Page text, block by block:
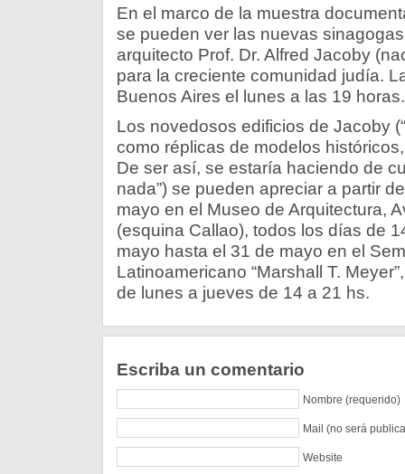
En el marco de la muestra
se pueden ver las nuevas
arquitecto Prof. Dr. Alfred Jacoby
para la creciente comunidad judía.
Buenos Aires el lunes a las 19 horas.
Los novedosos edificios de Jacoby
como réplicas de modelos
De ser así, se estaría haciendo de
nada”) se pueden apreciar a partir
mayo en el Museo de Arquitectura,
(esquina Callao), todos los días de
mayo hasta el 31 de mayo en el
Latinoamericano “Marshall T.
de lunes a jueves de 14 a 21 hs.
Escriba un comentario
Nombre (requerido)
Mail (no será
Website